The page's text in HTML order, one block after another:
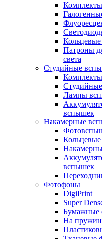
Комплекты
Кольцевые
Патроны
света
Студийные
Комплекты
Лампы
вспышек
Накамерные
вспышек
Фотофоны
DigiPrint
Super
Бумажные
На